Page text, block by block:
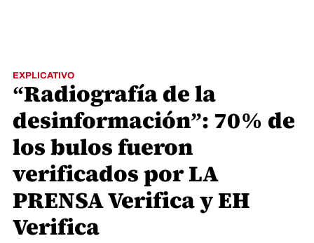
EXPLICATIVO
“Radiografía de la
desinformación”: 70% de
los bulos fueron
verificados por LA
PRENSA Verifica y EH
Verifica